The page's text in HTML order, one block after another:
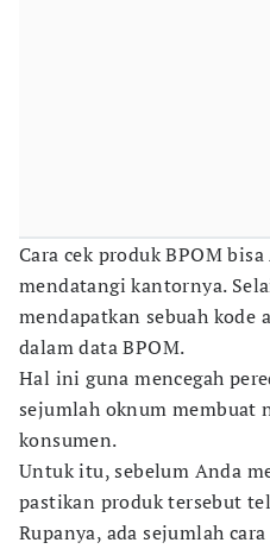
Cara cek produk BPOM
mendatangi kantornya.
mendapatkan sebuah kode
dalam data BPOM.
Hal ini guna mencegah
sejumlah oknum membuat
konsumen.
Untuk itu, sebelum Anda
pastikan produk tersebut
Rupanya, ada sejumlah